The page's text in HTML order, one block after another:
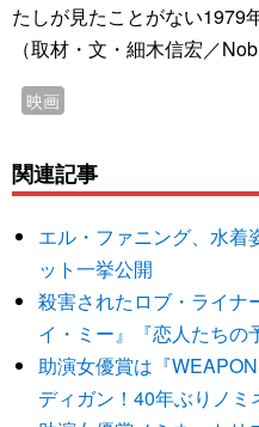
たしが見たことがない1979
（取材・文・細木信宏／
映画
関連記事
エル・ファニング、水着
ット一挙公開
殺害されたロブ・ライ
イ・ミー』『恋人たちの
助演女優賞は『
ディガン！40年ぶりノ